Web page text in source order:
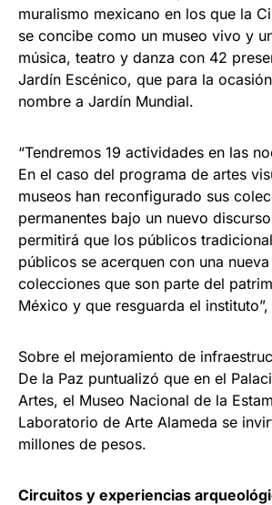
muralismo mexicano en los que la
se concibe como un museo vivo y
música, teatro y danza con 42
Jardín Escénico, que para la
nombre a Jardín Mundial.
“Tendremos 19 actividades en las
En el caso del programa de artes
museos han reconfigurado sus
permanentes bajo un nuevo
permitirá que los públicos
públicos se acerquen con una
colecciones que son parte del
México y que resguarda el
Sobre el mejoramiento de
De la Paz puntualizó que en el
Artes, el Museo Nacional de la
Laboratorio de Arte Alameda se
millones de pesos.
Circuitos y experiencias